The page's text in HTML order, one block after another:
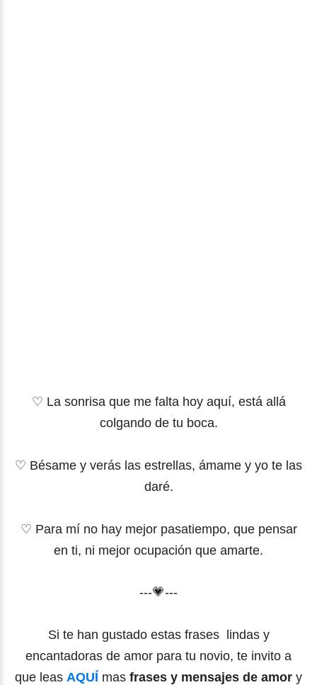
♡ La sonrisa que me falta hoy aquí, está allá
colgando de tu boca.
♡ Bésame y verás las estrellas, ámame y yo te las
daré.
♡ Para mí no hay mejor pasatiempo, que pensar
en ti, ni mejor ocupación que amarte.
---💗---
Si te han gustado estas frases lindas y
encantadoras de amor para tu novio, te invito a
que leas AQUÍ mas frases y mensajes de amor y